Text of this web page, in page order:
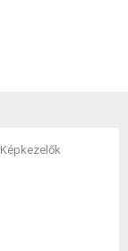
Képkezelők